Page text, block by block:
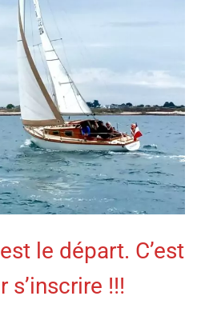
le départ. C’est
s’inscrire !!!